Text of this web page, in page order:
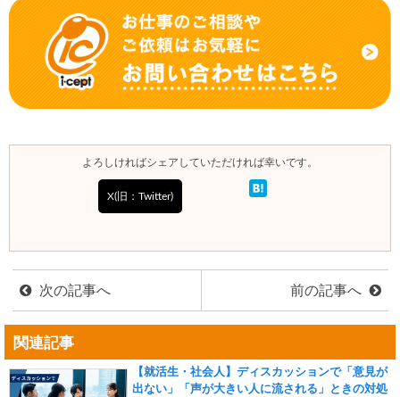
よろしければシェアしていただければ幸いです。
X(旧：Twitter)
次の記事へ 前の記事へ
関連記事
【就活生・社会人】ディスカッションで「意見が
出ない」「声が大きい人に流される」ときの対処